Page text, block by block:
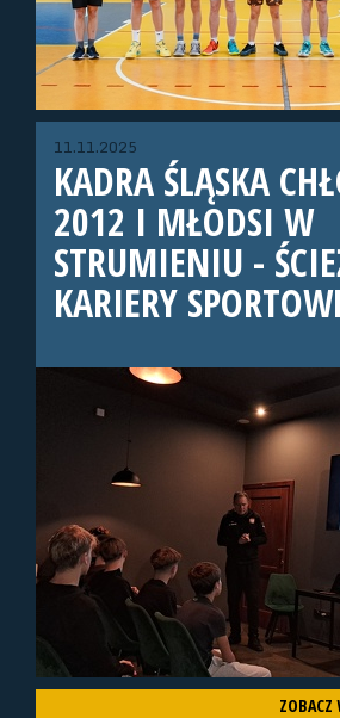
11.11.2025
KADRA ŚLĄSKA
2012 I MŁODSI W
STRUMIENIU -
KARIERY
ZOBACZ